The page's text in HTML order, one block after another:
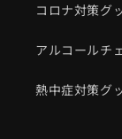
コロナ対策グ
アルコールチ
熱中症対策グ